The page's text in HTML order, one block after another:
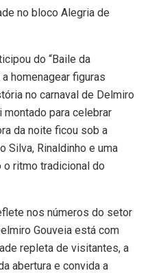
no bloco Alegria de
do “Baile da
homenagear figuras
no carnaval de Delmiro
montado para celebrar
da noite ficou sob a
Silva, Rinaldinho e uma
o ritmo tradicional do
nos números do setor
Gouveia está com
repleta de visitantes, a
abertura e convida a